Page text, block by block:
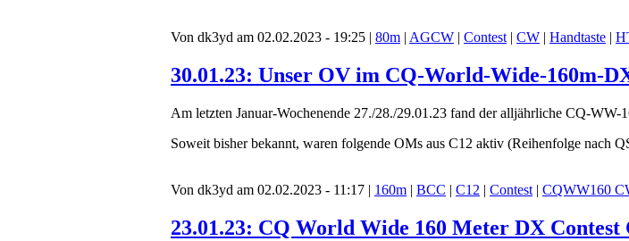
Von dk3yd am 02.02.2023 - 19:25 | 80m | AGCW | Contest | CW | Handtaste |
30.01.23: Unser OV im CQ-World-Wide-160m-
Am letzten Januar-Wochenende 27./28./29.01.23 fand der alljährliche CQ-WW-
Soweit bisher bekannt, waren folgende OMs aus C12 aktiv (Reihenfolge nach
Von dk3yd am 02.02.2023 - 11:17 | 160m | BCC | C12 | Contest | CQWW160
23.01.23: CQ World Wide 160 Meter DX Contest